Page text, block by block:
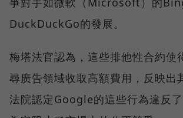
DuckDuckGo的發展。
梅塔法官認為，這些排他性合約使
尋廣告領域收取高額費用，反映出
法院認定Google的這些行為違反